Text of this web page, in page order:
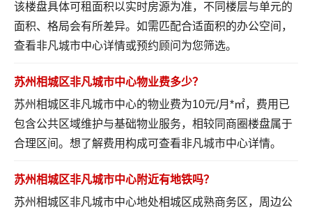
该楼盘具体可租面积以实时房源为准，不同楼层与单元的
面积、格局会有所差异。如需匹配合适面积的办公空间，
查看非凡城市中心详情或预约顾问为您筛选。
苏州相城区非凡城市中心物业费多少？
苏州相城区非凡城市中心的物业费为10元/月*㎡，费用已
包含公共区域维护与基础物业服务，相较同商圈楼盘属于
合理区间。想了解费用构成可查看非凡城市中心详情。
苏州相城区非凡城市中心附近有地铁吗？
苏州相城区非凡城市中心地处相城区成熟商务区，周边公